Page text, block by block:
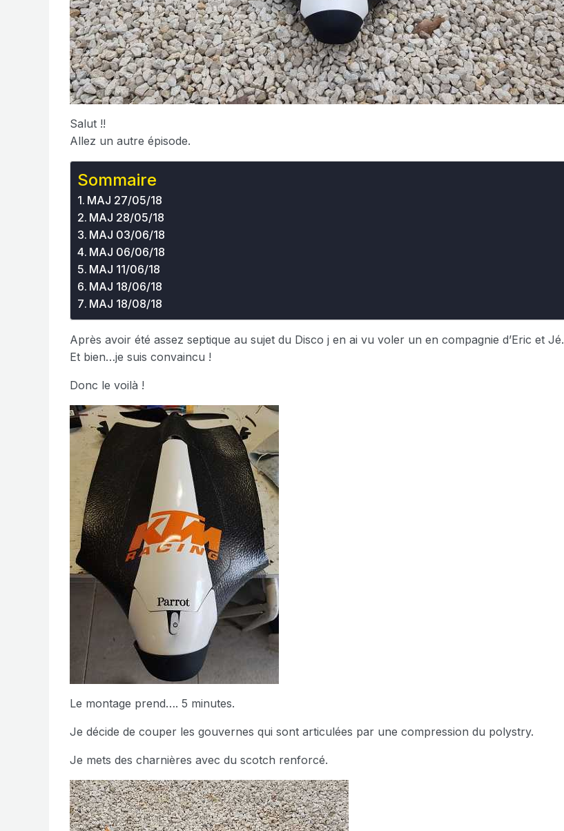
Salut !!
Allez un autre épisode.
Sommaire
MAJ 27/05/18
MAJ 28/05/18
MAJ 03/06/18
MAJ 06/06/18
MAJ 11/06/18
MAJ 18/06/18
MAJ 18/08/18
Après avoir été assez septique au sujet du Disco j en ai vu voler un en compagnie d’Eric et Jé.
Et bien…je suis convaincu !
Donc le voilà !
Le montage prend…. 5 minutes.
Je décide de couper les gouvernes qui sont articulées par une compression du polystry.
Je mets des charnières avec du scotch renforcé.